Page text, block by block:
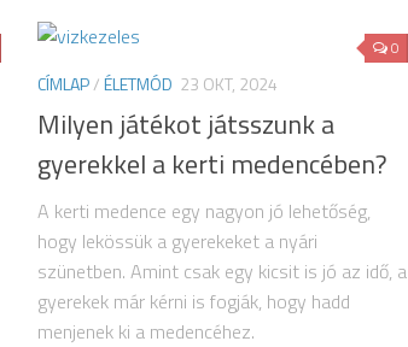
0
CÍMLAP/ÉLETMÓD 23 OKT, 2024
Milyen játékot játsszunk a
gyerekkel a kerti medencében?
A kerti medence egy nagyon jó lehetőség,
hogy lekössük a gyerekeket a nyári
szünetben. Amint csak egy kicsit is jó az idő, a
gyerekek már kérni is fogják, hogy hadd
menjenek ki a medencéhez.